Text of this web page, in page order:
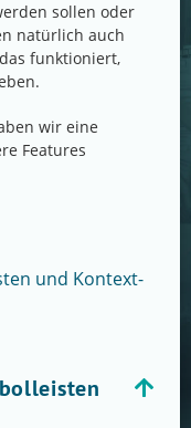
sollen oder
natürlich auch
funktioniert,
wir eine
Features
und Kontext-